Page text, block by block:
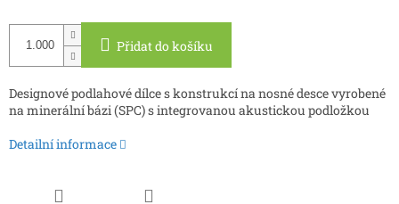
cena:
Přidat do košíku
Designové podlahové dílce s konstrukcí na nosné desce vyrobené
na minerální bázi (SPC) s integrovanou akustickou podložkou
Detailní informace